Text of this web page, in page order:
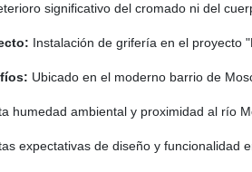
significativo del cromado ni del
Instalación de grifería en el proyecto
Ubicado en el moderno barrio de
humedad ambiental y proximidad al río
expectativas de diseño y funcionalidad